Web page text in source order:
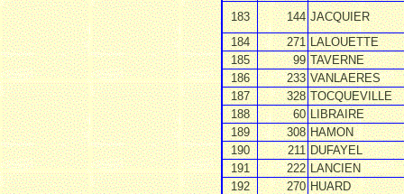
183
144 JACQUIER
184
271 LALOUETTE
185
99 TAVERNE
186
233 VANLAERES
187
328 TOCQUEVILLE
188
60 LIBRAIRE
189
308 HAMON
190
211 DUFAYEL
191
222 LANCIEN
192
270 HUARD